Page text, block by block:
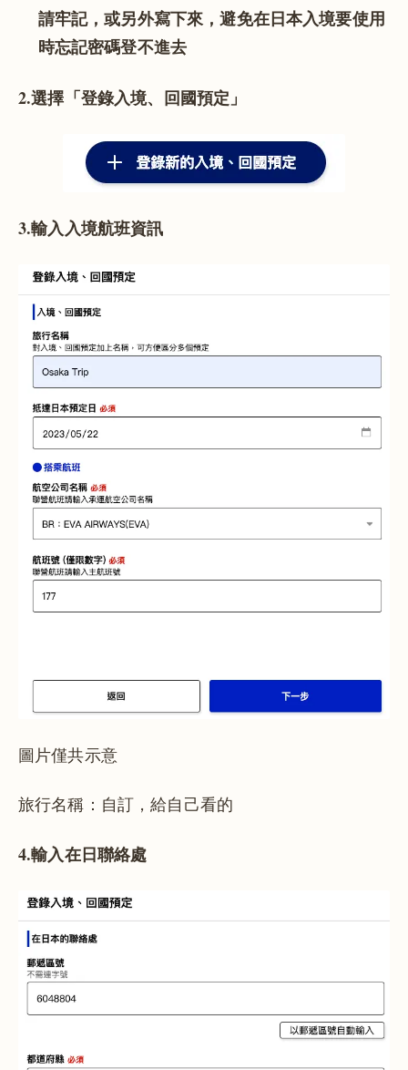
請牢記，或另外寫下來，避免在日本入境要使用
時忘記密碼登不進去
2.選擇「登錄入境、回國預定」
3.輸入入境航班資訊
圖片僅共示意
旅行名稱：自訂，給自己看的
4.輸入在日聯絡處